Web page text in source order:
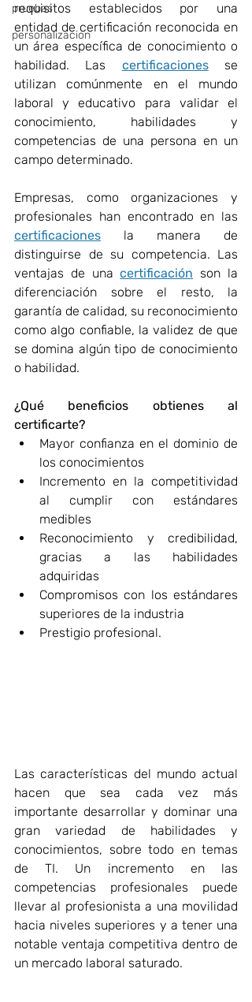
pruebas
personalizacion
requisitos establecidos por una
entidad de certificación reconocida en
un área específica de conocimiento o
habilidad. Las certificaciones se
utilizan comúnmente en el mundo
laboral y educativo para validar el
conocimiento, habilidades y
competencias de una persona en un
campo determinado.
Empresas, como organizaciones y
certificaciones la manera de
distinguirse de su competencia. Las
ventajas de una certificación son la
diferenciación sobre el resto, la
garantía de calidad, su reconocimiento
como algo confiable, la validez de que
se domina algún tipo de conocimiento
o habilidad.
¿Qué beneficios obtienes al
certificarte?
Mayor confianza en el dominio de
los conocimientos
Incremento en la competitividad
al cumplir con estándares
medibles
Reconocimiento y credibilidad,
gracias a las habilidades
adquiridas
Compromisos con los estándares
superiores de la industria
Prestigio profesional.
Las características del mundo actual
hacen que sea cada vez más
importante desarrollar y dominar una
gran variedad de habilidades y
conocimientos, sobre todo en temas
de TI. Un incremento en las
competencias profesionales puede
llevar al profesionista a una movilidad
hacia niveles superiores y a tener una
notable ventaja competitiva dentro de
un mercado laboral saturado.